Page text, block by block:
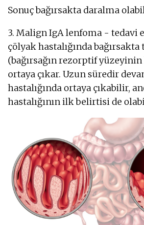
Sonuç bağırsakta daralma
3. Malign IgA lenfoma - tedavi
çölyak hastalığında
(bağırsağın rezorptif
ortaya çıkar. Uzun süredir
hastalığında ortaya çıkabilir,
hastalığının ilk belirtisi de